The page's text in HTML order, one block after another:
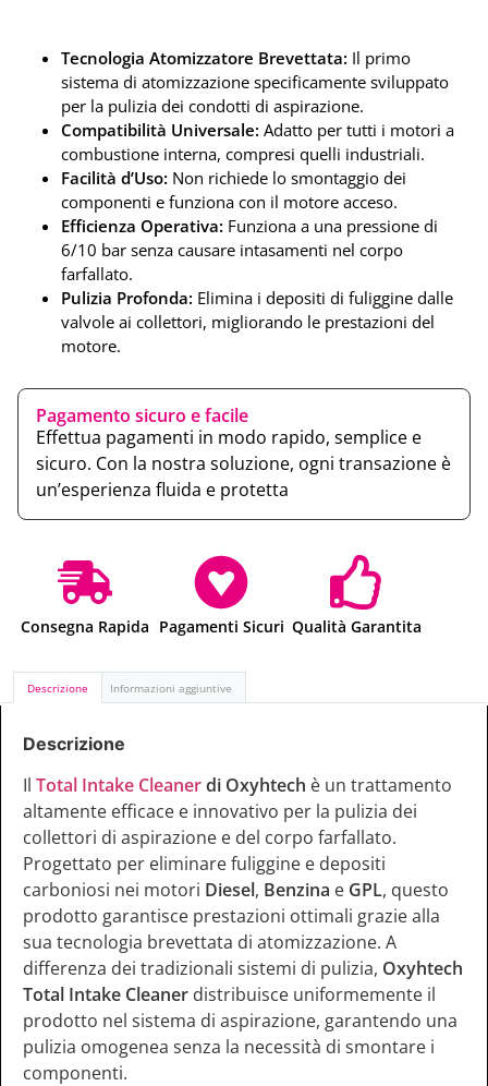
Tecnologia Atomizzatore Brevettata: Il primo
sistema di atomizzazione specificamente sviluppato
per la pulizia dei condotti di aspirazione.
Compatibilità Universale: Adatto per tutti i motori a
combustione interna, compresi quelli industriali.
Facilità d’Uso: Non richiede lo smontaggio dei
componenti e funziona con il motore acceso.
Efficienza Operativa: Funziona a una pressione di
6/10 bar senza causare intasamenti nel corpo
farfallato.
Pulizia Profonda: Elimina i depositi di fuliggine dalle
valvole ai collettori, migliorando le prestazioni del
motore.
Pagamento sicuro e facile
Effettua pagamenti in modo rapido, semplice e
sicuro. Con la nostra soluzione, ogni transazione è
un’esperienza fluida e protetta
Consegna Rapida Pagamenti Sicuri Qualità Garantita
Descrizione Informazioni aggiuntive
Descrizione
Il Total Intake Cleanerdi Oxyhtech è un trattamento
altamente efficace e innovativo per la pulizia dei
collettori di aspirazione e del corpo farfallato.
Progettato per eliminare fuliggine e depositi
carboniosi nei motori Diesel, Benzina e GPL, questo
prodotto garantisce prestazioni ottimali grazie alla
sua tecnologia brevettata di atomizzazione. A
differenza dei tradizionali sistemi di pulizia, Oxyhtech
Total Intake Cleaner distribuisce uniformemente il
prodotto nel sistema di aspirazione, garantendo una
pulizia omogenea senza la necessità di smontare i
componenti.